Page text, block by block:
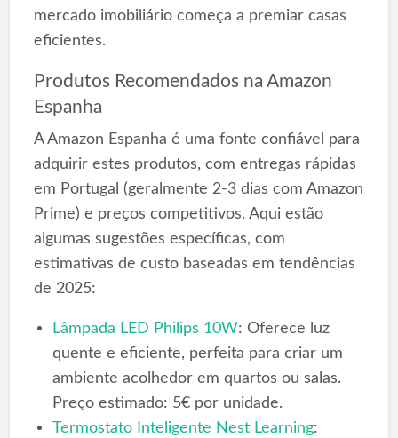
mercado imobiliário começa a premiar casas
eficientes.
Produtos Recomendados na Amazon
Espanha
A Amazon Espanha é uma fonte confiável para
adquirir estes produtos, com entregas rápidas
em Portugal (geralmente 2-3 dias com Amazon
Prime) e preços competitivos. Aqui estão
algumas sugestões específicas, com
estimativas de custo baseadas em tendências
de 2025:
Lâmpada LED Philips 10W: Oferece luz
quente e eficiente, perfeita para criar um
ambiente acolhedor em quartos ou salas.
Preço estimado: 5€ por unidade.
Termostato Inteligente Nest Learning: